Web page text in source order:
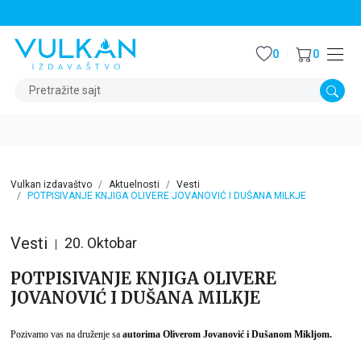
Pretražite sajt
0 0
Vulkan izdavaštvo Aktuelnosti
Vesti
POTPISIVANJE KNJIGA OLIVERE JOVANOVIĆ I DUŠANA MILKJE
Vesti 20. Oktobar
POTPISIVANJE KNJIGA OLIVERE
JOVANOVIĆ I DUŠANA MILKJE
Pozivamo vas na druženje sa autorima Oliverom Jovanović i Dušanom Mikljom.